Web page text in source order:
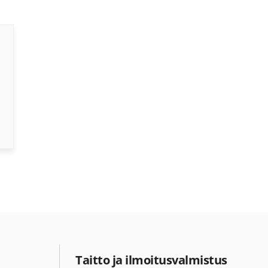
Taitto ja ilmoitusvalmistus